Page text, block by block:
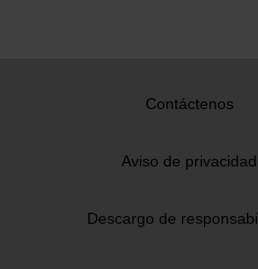
Contáctenos
Aviso de privacidad
Descargo de